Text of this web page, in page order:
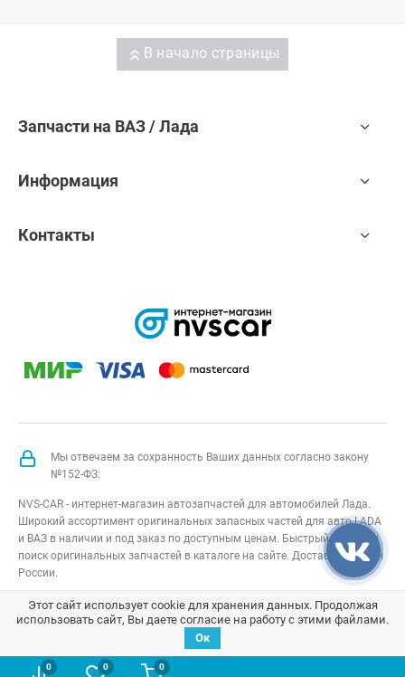
0 0 0
В начало страницы
Запчасти на ВАЗ / Лада
Информация
Контакты
Мы отвечаем за сохранность Ваших данных согласно закону
№152-ФЗ:
NVS-CAR - интернет-магазин автозапчастей для автомобилей Лада.
Широкий ассортимент оригинальных запасных частей для авто LADA
и ВАЗ в наличии и под заказ по доступным ценам. Быстрый подбор и
поиск оригинальных запчастей в каталоге на сайте. Доставка по всей
России.
NVS-CAR© 2014 –2026Все права защищеныкарта сайта;
Договор оферта; Политика конфиденциальности
Этот сайт использует cookie для хранения данных. Продолжая
использовать сайт, Вы даете согласие на работу с этими файлами.
Ок